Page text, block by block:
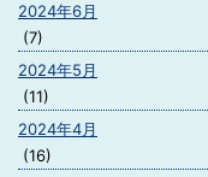
2024年6月
(7)
2024年5月
(11)
2024年4月
(16)